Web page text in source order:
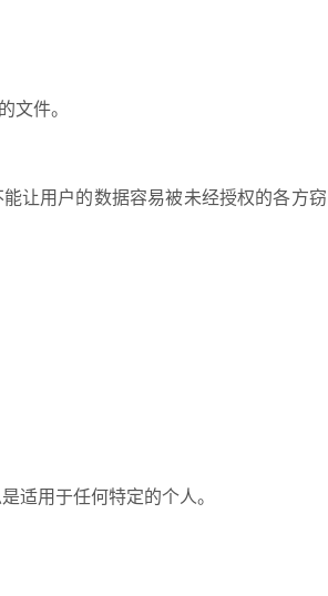
文件。
让用户的数据容易被未经授权的各方窃
适用于任何特定的个人。